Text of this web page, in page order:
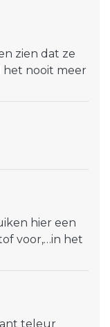
zien dat ze
het nooit meer
hier een
voor,…in het
teleur